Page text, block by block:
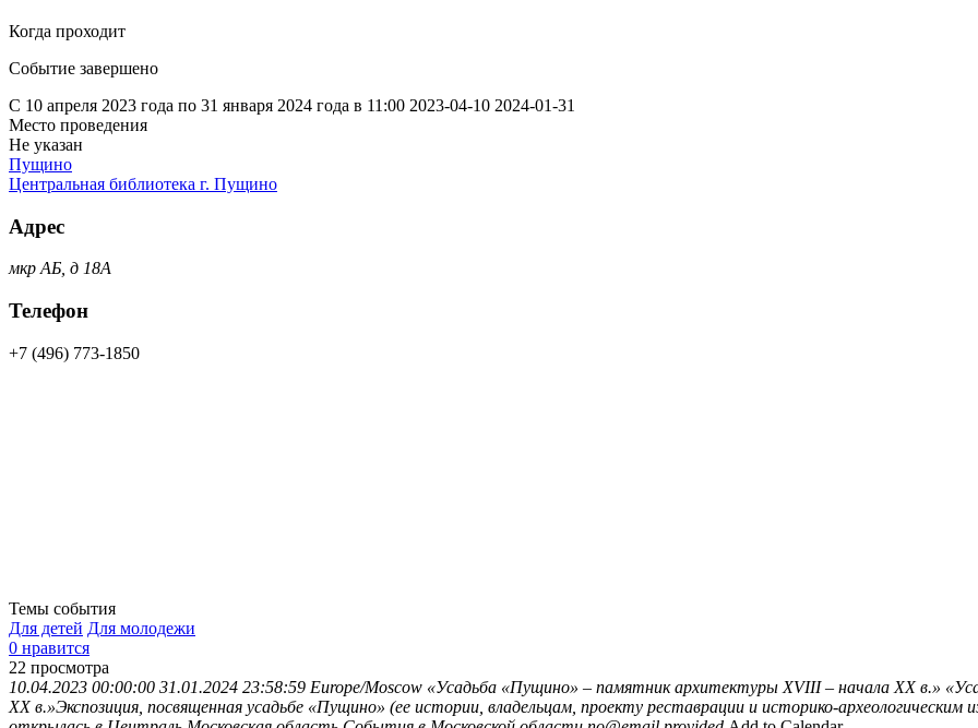
Когда проходит
Событие завершено
С 10 апреля 2023 года по 31 января 2024 года в 11:00 2023-04-10 2024-01-31
Место проведения
Не указан
Пущино
Центральная библиотека г. Пущино
Адрес
мкр АБ, д 18А
Телефон
+7 (496) 773-1850
Темы события
Для детей Для молодежи
0 нравится
22 просмотра
10.04.2023 00:00:00 31.01.2024 23:58:59 Europe/Moscow «Усадьба «Пущино» – памятник архитектуры XVIII – начала XX в.»
XX в.»Экспозиция, посвященная усадьбе «Пущино» (ее истории, владельцам, проекту реставрации и историко-